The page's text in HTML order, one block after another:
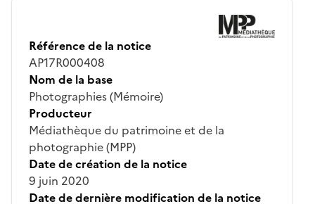
Référence de la notice
AP17R000408
Nom de la base
Photographies (Mémoire)
Producteur
Médiathèque du patrimoine et de la
photographie (MPP)
Date de création de la notice
9 juin 2020
Date de dernière modification de la notice